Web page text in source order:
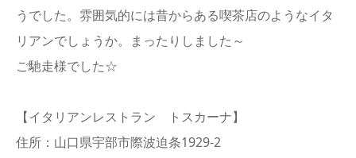
うでした。雰囲気的には昔からある喫茶店のようなイタ
リアンでしょうか。まったりしました～
ご馳走様でした☆
【イタリアンレストラン トスカーナ】
住所：山口県宇部市際波迫条1929-2